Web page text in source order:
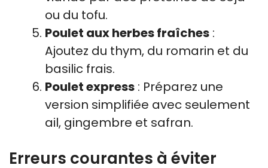
ou du tofu.
Poulet aux herbes fraîches :
Ajoutez du thym, du romarin et du
basilic frais.
Poulet express : Préparez une
version simplifiée avec seulement
ail, gingembre et safran.
Erreurs courantes à éviter